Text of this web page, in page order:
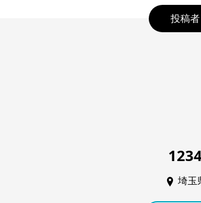
投稿者
埼玉